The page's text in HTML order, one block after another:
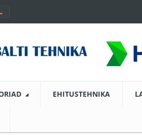
EHITUSTEHNIKA